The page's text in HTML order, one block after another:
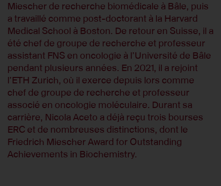
Miescher de recherche biomédicale à Bâle, puis
a travaillé comme post-doctorant à la Harvard
Medical School à Boston. De retour en Suisse, il a
été chef de groupe de recherche et professeur
assistant FNS en oncologie à l’Université de Bâle
pendant plusieurs années. En 2021, il a rejoint
l’ETH Zurich, où il exerce depuis lors comme
chef de groupe de recherche et professeur
associé en oncologie moléculaire. Durant sa
carrière, Nicola Aceto a déjà reçu trois bourses
ERC et de nombreuses distinctions, dont le
Friedrich Miescher Award for Outstanding
Achievements in Biochemistry.